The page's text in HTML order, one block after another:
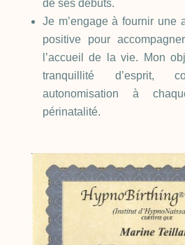
de ses débuts.
Je m’engage à fournir une
positive pour
l’accueil de la vie. Mon
tranquillité d’esprit,
autonomisation à
périnatalité.